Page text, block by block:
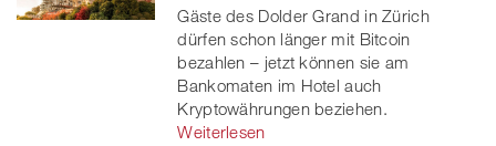
Gäste des Dolder Grand in Zürich
dürfen schon länger mit Bitcoin
bezahlen – jetzt können sie am
Bankomaten im Hotel auch
Kryptowährungen beziehen.
Weiterlesen